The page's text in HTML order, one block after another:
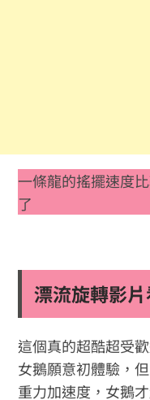
一條龍的搖擺速度
了
漂流旋轉影
這個真的超酷超受
女鵝願意初體驗，
重力加速度，女鵝